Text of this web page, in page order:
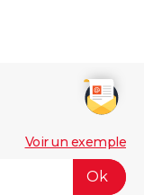
Voir un exemple